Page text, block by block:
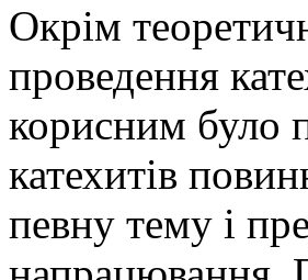
Окрім
проведення
корисним було
катехитів
певну тему і